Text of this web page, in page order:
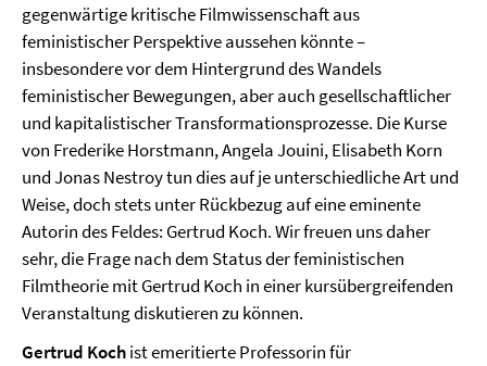
gegenwärtige kritische Filmwissenschaft aus
feministischer Perspektive aussehen könnte –
insbesondere vor dem Hintergrund des Wandels
feministischer Bewegungen, aber auch gesellschaftlicher
und kapitalistischer Transformationsprozesse. Die Kurse
von Frederike Horstmann, Angela Jouini, Elisabeth Korn
und Jonas Nestroy tun dies auf je unterschiedliche Art und
Weise, doch stets unter Rückbezug auf eine eminente
Autorin des Feldes: Gertrud Koch. Wir freuen uns daher
sehr, die Frage nach dem Status der feministischen
Filmtheorie mit Gertrud Koch in einer kursübergreifenden
Veranstaltung diskutieren zu können.
Gertrud Kochist emeritierte Professorin für